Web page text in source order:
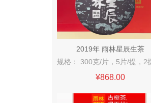
2019年 雨林星辰生茶
¥868.00